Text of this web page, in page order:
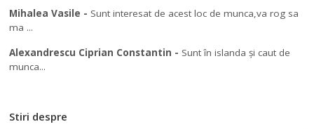
Mihalea Vasile - Sunt interesat de acest loc de munca,va rog sa
ma ...
Alexandrescu Ciprian Constantin - Sunt în islanda și caut de
munca...
Stiri despre